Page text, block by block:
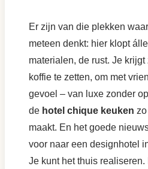
Er zijn van die plekken
meteen denkt: hier klopt
materialen, de rust. Je
koffie te zetten, om met
gevoel – van luxe zonder
de hotel chique keuken
maakt. En het goede
voor naar een designhotel
Je kunt het thuis realiseren.